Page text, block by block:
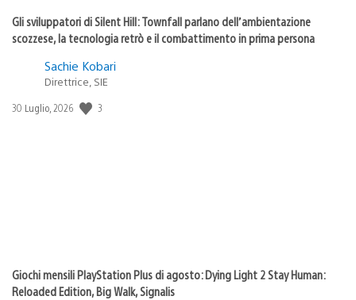
Gli sviluppatori di Silent Hill: Townfall parlano dell’ambientazione
scozzese, la tecnologia retrò e il combattimento in prima persona
Sachie Kobari
Direttrice, SIE
Data
30 Luglio, 2026 3
Giochi mensili PlayStation Plus di agosto: Dying Light 2 Stay Human:
Reloaded Edition, Big Walk, Signalis